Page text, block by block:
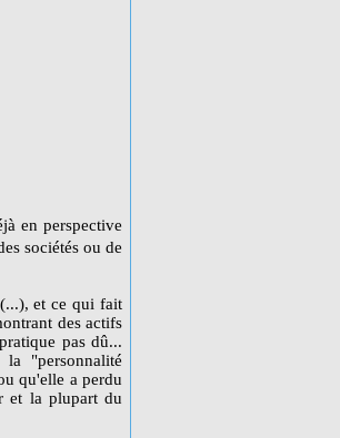
en perspective
sociétés ou de
et ce qui fait
des actifs
pas dû...
"personnalité
qu'elle a perdu
et la plupart du